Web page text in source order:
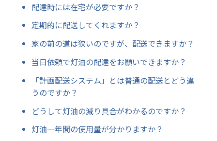
配達時には在宅が必要ですか？
定期的に配送してくれますか？
家の前の道は狭いのですが、配送できますか？
当日依頼で灯油の配達をお願いできますか？
「計画配送システム」とは普通の配送とどう違
うのですか？
どうして灯油の減り具合がわかるのですか？
灯油一年間の使用量が分かりますか？